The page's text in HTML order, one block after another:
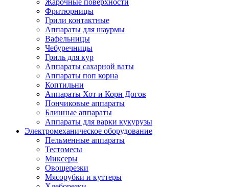
Жарочные поверхности
Фритюрницы
Грили контактные
Аппараты для шаурмы
Вафельницы
Чебуречницы
Гриль для кур
Аппараты сахарной ваты
Аппараты поп корна
Коптильни
Аппараты Хот и Корн Догов
Пончиковые аппараты
Блинные аппараты
Аппараты для варки кукурузы
Электромеханическое оборудование
Пельменные аппараты
Тестомесы
Миксеры
Овощерезки
Мясорубки и куттеры